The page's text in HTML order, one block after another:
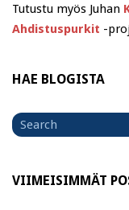
Tutustu myös Juhan
Ahdistuspurkit -
HAE BLOGISTA
Search
for
VIIMEISIMMÄT